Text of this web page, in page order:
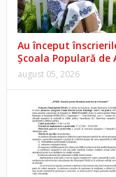
Au început
Școala Populară
august 05, 2026